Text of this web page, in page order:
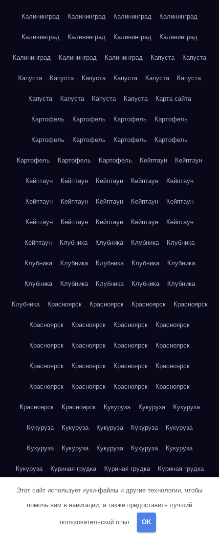
Калининград Калининград Калининград Калининград
Калининград Калининград Калининград Калининград
Калининград Калининград Калининград Капуста Капуста
Капуста Капуста Капуста Капуста Капуста Капуста
Капуста Капуста Капуста Капуста Карта сайта
Картофель Картофель Картофель Картофель
Картофель Картофель Картофель Картофель
Картофель Картофель Картофель Кейптаун Кейптаун
Кейптаун Кейптаун Кейптаун Кейптаун Кейптаун
Кейптаун Кейптаун Кейптаун Кейптаун Кейптаун
Кейптаун Кейптаун Кейптаун Кейптаун Кейптаун
Кейптаун Клубника Клубника Клубника Клубника
Клубника Клубника Клубника Клубника Клубника
Клубника Клубника Клубника Клубника Клубника
Клубника Красноярск Красноярск Красноярск Красноярск
Красноярск Красноярск Красноярск Красноярск
Красноярск Красноярск Красноярск Красноярск
Красноярск Красноярск Красноярск Красноярск
Красноярск Красноярск Красноярск Красноярск
Красноярск Красноярск Кукуруза Кукуруза Кукуруза
Кукуруза Кукуруза Кукуруза Кукуруза Кукуруза
Кукуруза Кукуруза Кукуруза Кукуруза Кукуруза
Кукуруза Куриная грудка Куриная грудка Куриная грудка
Куриная грудка Куриная грудка Куриная грудка
Куриная грудка Куриная грудка
Куриная грудка
Этот сайт использует куки-файлы и другие технологии, чтобы
помочь вам в навигации, а также предоставить лучший
пользовательский опыт. OK